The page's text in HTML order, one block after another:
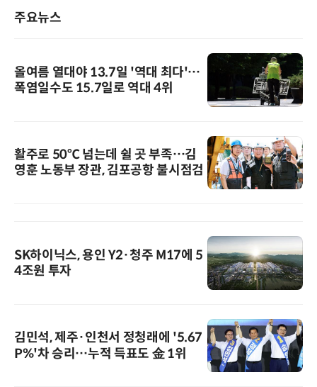
주요뉴스
올여름 열대야 13.7일 '역대 최다'…
폭염일수도 15.7일로 역대 4위
활주로 50℃ 넘는데 쉴 곳 부족…김
영훈 노동부 장관, 김포공항 불시점검
SK하이닉스, 용인 Y2·청주 M17에 5
4조원 투자
김민석, 제주·인천서 정청래에 '5.67
P%'차 승리…누적 득표도 金 1위